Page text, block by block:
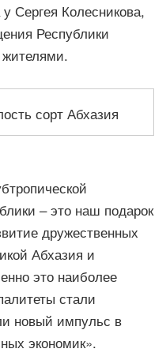
Сергея Колесникова,
Республики
сорт Абхазия
– это наш подарок
дружественных
Абхазия и
это наиболее
стали
новый импульс в
экономик».